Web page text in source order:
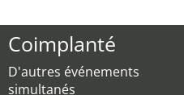
Coimplanté
D'autres événements
simultanés